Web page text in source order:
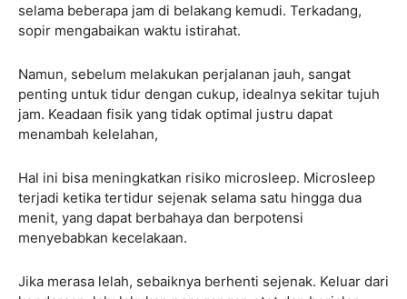
selama beberapa jam di belakang kemudi. Terkadang,
sopir mengabaikan waktu istirahat.
Namun, sebelum melakukan perjalanan jauh, sangat
penting untuk tidur dengan cukup, idealnya sekitar tujuh
jam. Keadaan fisik yang tidak optimal justru dapat
menambah kelelahan,
Hal ini bisa meningkatkan risiko microsleep. Microsleep
terjadi ketika tertidur sejenak selama satu hingga dua
menit, yang dapat berbahaya dan berpotensi
menyebabkan kecelakaan.
Jika merasa lelah, sebaiknya berhenti sejenak. Keluar dari